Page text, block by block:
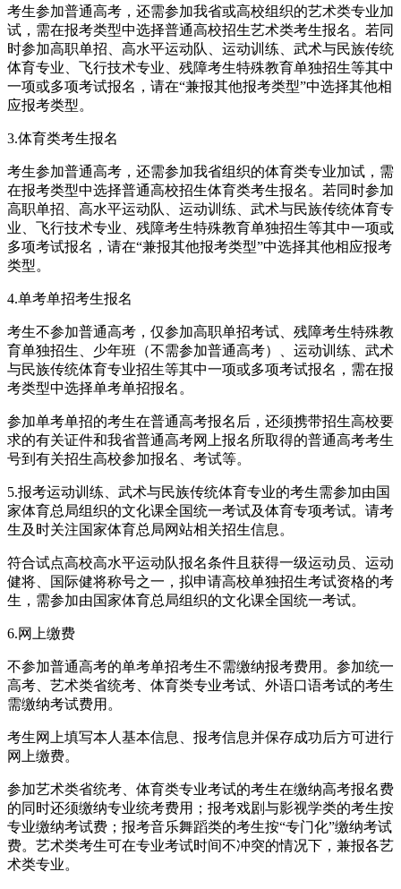
考生参加普通高考，还需参加我省或高校组织的艺术类专业加
试，需在报考类型中选择普通高校招生艺术类考生报名。若同
时参加高职单招、高水平运动队、运动训练、武术与民族传统
体育专业、飞行技术专业、残障考生特殊教育单独招生等其中
一项或多项考试报名，请在“兼报其他报考类型”中选择其他相
应报考类型。
3.体育类考生报名
考生参加普通高考，还需参加我省组织的体育类专业加试，需
在报考类型中选择普通高校招生体育类考生报名。若同时参加
高职单招、高水平运动队、运动训练、武术与民族传统体育专
业、飞行技术专业、残障考生特殊教育单独招生等其中一项或
多项考试报名，请在“兼报其他报考类型”中选择其他相应报考
类型。
4.单考单招考生报名
考生不参加普通高考，仅参加高职单招考试、残障考生特殊教
育单独招生、少年班（不需参加普通高考）、运动训练、武术
与民族传统体育专业招生等其中一项或多项考试报名，需在报
考类型中选择单考单招报名。
参加单考单招的考生在普通高考报名后，还须携带招生高校要
求的有关证件和我省普通高考网上报名所取得的普通高考考生
号到有关招生高校参加报名、考试等。
5.报考运动训练、武术与民族传统体育专业的考生需参加由国
家体育总局组织的文化课全国统一考试及体育专项考试。请考
生及时关注国家体育总局网站相关招生信息。
符合试点高校高水平运动队报名条件且获得一级运动员、运动
健将、国际健将称号之一，拟申请高校单独招生考试资格的考
生，需参加由国家体育总局组织的文化课全国统一考试。
6.网上缴费
不参加普通高考的单考单招考生不需缴纳报考费用。参加统一
高考、艺术类省统考、体育类专业考试、外语口语考试的考生
需缴纳考试费用。
考生网上填写本人基本信息、报考信息并保存成功后方可进行
网上缴费。
参加艺术类省统考、体育类专业考试的考生在缴纳高考报名费
的同时还须缴纳专业统考费用；报考戏剧与影视学类的考生按
专业缴纳考试费；报考音乐舞蹈类的考生按“专门化”缴纳考试
费。艺术类考生可在专业考试时间不冲突的情况下，兼报各艺
术类专业。